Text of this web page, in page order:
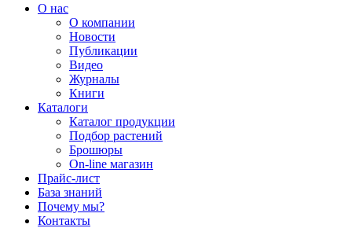
О нас
О компании
Новости
Публикации
Видео
Журналы
Книги
Каталоги
Каталог продукции
Подбор растений
Брошюры
On-line магазин
Прайс-лист
База знаний
Почему мы?
Контакты